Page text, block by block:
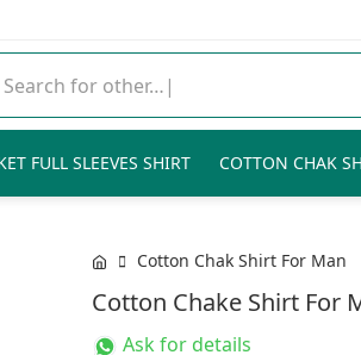
FULL SLEEVES SHIRT COTTON CHAK
Cotton Chak Shirt For Man
Cotton Chake Shirt For
Ask for details